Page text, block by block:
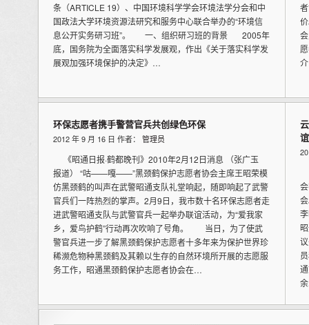
条（ARTICLE 19）、中国环境科学学会环境法学分会和中
国政法大学环境资源法研究和服务中心联合举办的“环境信
息公开实务研习班”。 一、组织研习班的背景 2005年
底，国务院为全面落实科学发展观，作出《关于落实科学发
展观加强环境保护的决定》…
环保志愿者携手警营官兵共创绿色环保
2012 年 9 月 16 日 作者： 管理员
《昭通日报·鹤都晚刊》2010年2月12日消息 （张广玉
报道） “咕——嘎——”黑颈鹤保护志愿者协会主席王昭荣模
仿黑颈鹤的叫声在武警昭通支队礼堂响起，随即响起了武警
官兵们一阵热烈的掌声。2月9日，我市数十名环保志愿者走
进武警昭通支队与武警官兵一起举办联谊活动，为“爱我家
乡，爱鸟护鹤”行动再次吹响了号角。 当日，为了使武
警官兵进一步了解黑颈鹤保护志愿者十多年来为保护世界珍
稀濒危物种黑颈鹤及其赖以生存的自然环境所开展的志愿服
务工作，昭通黑颈鹤保护志愿者协会在…